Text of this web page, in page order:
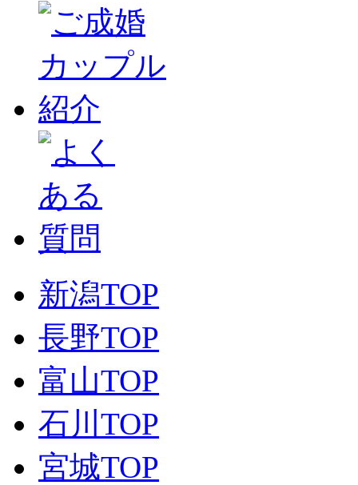
新潟TOP
長野TOP
富山TOP
石川TOP
宮城TOP